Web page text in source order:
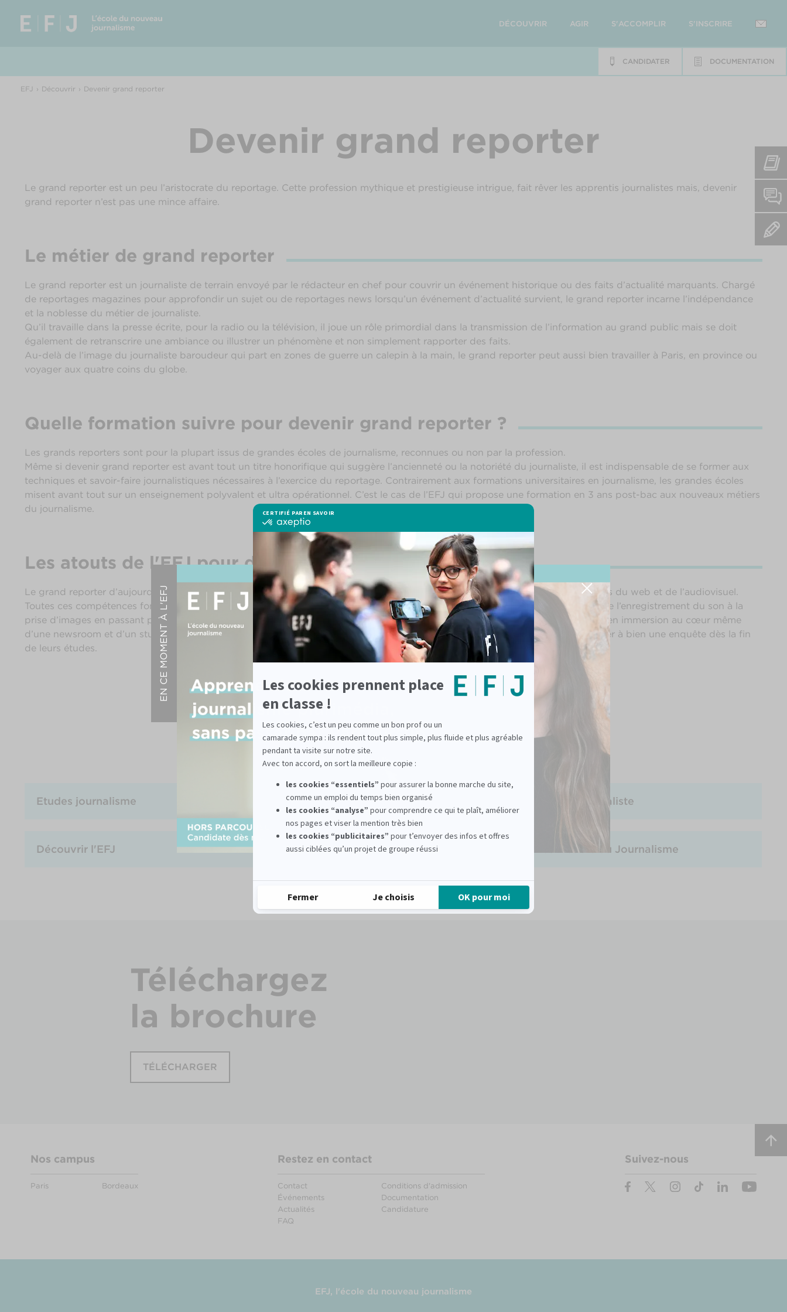
DÉCOUVRIR AGIR S'ACCOMPLIR S'INSCRIRE
DOCUMENTATION
CANDIDATER
EFJ Découvrir Devenir grand reporter
Devenir grand reporter
Le grand reporter est un peu l’aristocrate du reportage. Cette profession mythique et prestigieuse intrigue, fait rêver les apprentis journalistes mais, devenir
grand reporter n’est pas une mince affaire.
Le métier de grand reporter
Le grand reporter est un journaliste de terrain envoyé par le rédacteur en chef pour couvrir un événement historique ou des faits d’actualité marquants. Chargé
de reportages magazines pour approfondir un sujet ou de reportages news lorsqu’un événement d’actualité survient, le grand reporter incarne l’indépendance
et la noblesse du métier de journaliste.
Qu’il travaille dans la presse écrite, pour la radio ou la télévision, il joue un rôle primordial dans la transmission de l’information au grand public mais se doit
également de retranscrire une ambiance ou illustrer un phénomène et non simplement rapporter des faits.
Au-delà de l’image du journaliste baroudeur qui part en zones de guerre un calepin à la main, le grand reporter peut aussi bien travailler à Paris, en province ou
voyager aux quatre coins du globe.
Quelle formation suivre pour devenir grand reporter ?
Les grands reporters sont pour la plupart issus de grandes écoles de journalisme, reconnues ou non par la profession.
Même si devenir grand reporter est avant tout un titre honorifique qui suggère l’ancienneté ou la notoriété du journaliste, il est indispensable de se former aux
techniques et savoir-faire journalistiques nécessaires à l’exercice du reportage. Contrairement aux formations universitaires en journalisme, les grandes écoles
misent avant tout sur un enseignement polyvalent et ultra opérationnel. C’est le cas de l’EFJ qui propose une formation en 3 ans post-bac aux nouveaux métiers
du journalisme.
Les atouts de l'EFJ pour devenir grand reporter
Le grand reporter d’aujourd’hui maîtrise les techniques rédactionnelles du journalisme mais se doit également de maîtriser celles du web et de l’audiovisuel.
Toutes ces compétences font partie du socle de l’enseignement de l’EFJ. Rédaction journalistique, production d’un reportage de l’enregistrement du son à la
prise d’images en passant par le montage, ou encore techniques de mise en ligne, tout y est enseigné. Grâce à une pédagogie en immersion au cœur même
d’une newsroom et d’un studio TV&radio, les étudiants de l’EFJ deviennent rapidement opérationnels et sont capables de mener à bien une enquête dès la fin
de leurs études.
Voir également
Etudes journalisme École de journalisme Devenir journaliste
Découvrir l'EFJ Notre Formation Journalisme Les Métiers du Journalisme
Téléchargez
la brochure
TÉLÉCHARGER
Nos campus
Paris Bordeaux
Restez en contact
Contact
Événements
Actualités
FAQ
Conditions d'admission
Documentation
Candidature
Suivez-nous
EFJ, l'école du nouveau journalisme
EN CE MOMENT À L'EFJ